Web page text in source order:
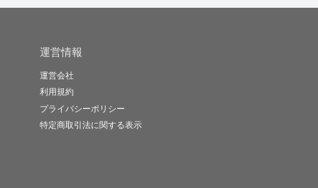
運営情報
運営会社
利用規約
プライバシーポリシー
特定商取引法に関する表示